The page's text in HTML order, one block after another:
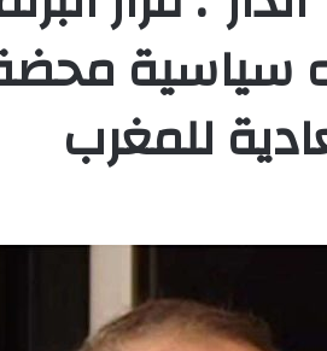
سياسية
للمغرب